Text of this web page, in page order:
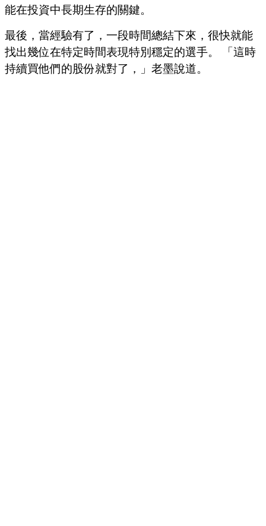
能在投資中長期生存的關鍵。
最後，當經驗有了，一段時間總結下來，很快就能
找出幾位在特定時間表現特別穩定的選手。 「這時
持續買他們的股份就對了，」老墨說道。